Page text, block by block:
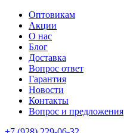
Оптовикам
Акции
О нас
Блог
Доставка
Вопрос ответ
Гарантия
Новости
Контакты
Вопрос и предложения